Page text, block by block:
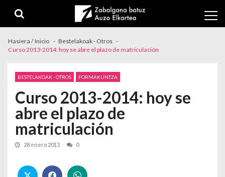
Hasiera / Inicio
Bestelakoak - Otros
Curso 2013-2014: hoy se abre el plazo de matriculación
BESTELAKOAK - OTROS FORMAKUNTZA
Curso 2013-2014: hoy se
abre el plazo de
matriculación
28 enero 2013 0